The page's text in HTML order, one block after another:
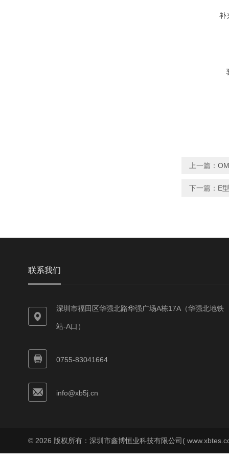
补
上一篇：
下一篇： E
联系我们
深圳市福田区华强北路华强广场A栋17A（华强北地铁
站-A口）
0755-83041664
info@xb5j.cn
© 2026 版权所有：深圳市鑫博恒业科技有限公司(